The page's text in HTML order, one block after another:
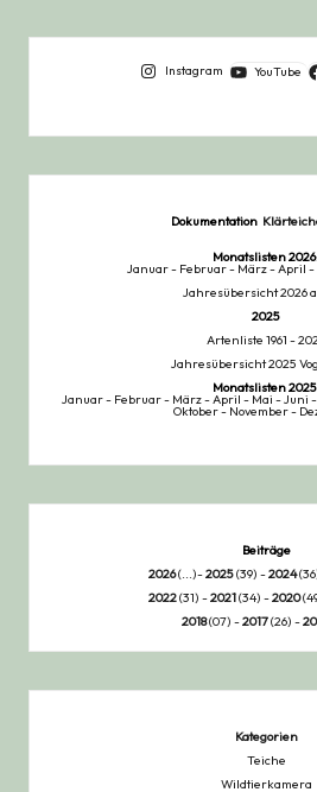
Instagram YouTube
Dokumentation
Monatslisten2026:
Januar- Februar- März-April -
Jahresübersicht 2026
2025
Artenliste 1961 -
Jahresübersicht 2025
Monatslisten2025
Januar- Februar- März-April - Mai -Juni -
Oktober- November-
Beiträge
2026(...)-2025(39) -2024
2022(31) -2021(34) -2020
2018(07) -2017(26) -
Kategorien
Teiche
Wildtierkamera